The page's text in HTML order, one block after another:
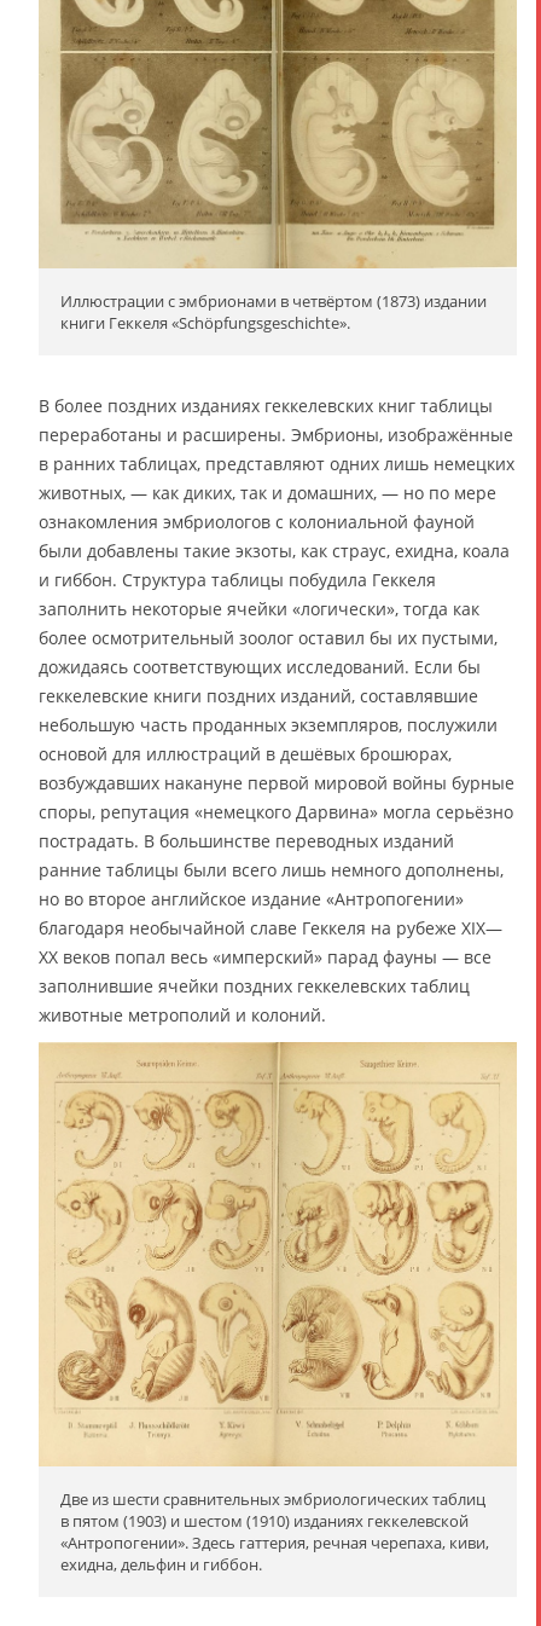
Иллюстрации с эмбрионами в четвёртом (1873) издании
книги Геккеля «Schöpfungsgeschichte».
В более поздних изданиях геккелевских книг таблицы
переработаны и расширены. Эмбрионы, изображённые
в ранних таблицах, представляют одних лишь немецких
животных, — как диких, так и домашних, — но по мере
ознакомления эмбриологов с колониальной фауной
были добавлены такие экзоты, как страус, ехидна, коала
и гиббон. Структура таблицы побудила Геккеля
заполнить некоторые ячейки «логически», тогда как
более осмотрительный зоолог оставил бы их пустыми,
дожидаясь соответствующих исследований. Если бы
геккелевские книги поздних изданий, составлявшие
небольшую часть проданных экземпляров, послужили
основой для иллюстраций в дешёвых брошюрах,
возбуждавших накануне первой мировой войны бурные
споры, репутация «немецкого Дарвина» могла серьёзно
пострадать. В большинстве переводных изданий
ранние таблицы были всего лишь немного дополнены,
но во второе английское издание «Антропогении»
благодаря необычайной славе Геккеля на рубеже XIX—
XX веков попал весь «имперский» парад фауны — все
заполнившие ячейки поздних геккелевских таблиц
животные метрополий и колоний.
Две из шести сравнительных эмбриологических таблиц
в пятом (1903) и шестом (1910) изданиях геккелевской
«Антропогении». Здесь гаттерия, речная черепаха, киви,
ехидна, дельфин и гиббон.